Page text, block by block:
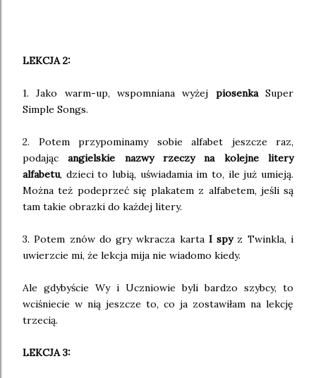
LEKCJA 2:
1. Jako warm-up, wspomniana wyżej piosenkaSuper
Simple Songs.
2. Potem przypominamy sobie alfabet jeszcze raz,
podającangielskie nazwy rzeczy na kolejne litery
alfabetu, dzieci to lubią, uświadamia im to, ile już umieją.
Można też podeprzeć się plakatem z alfabetem, jeśli są
tam takie obrazki do każdej litery.
3. Potem znów do gry wkracza karta I spyz Twinkla, i
uwierzcie mi, że lekcja mija nie wiadomo kiedy.
Ale gdybyście Wy i Uczniowie byli bardzo szybcy, to
wciśniecie w nią jeszcze to, co ja zostawiłam na lekcję
trzecią.
LEKCJA 3: